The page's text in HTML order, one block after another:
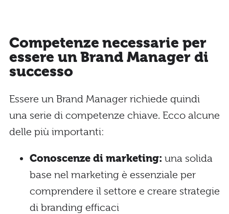
Competenze necessarie per
essere un Brand Manager di
successo
Essere un Brand Manager richiede quindi
una serie di competenze chiave. Ecco alcune
delle più importanti:
Conoscenze di marketing: una solida
base nel marketing è essenziale per
comprendere il settore e creare strategie
di branding efficaci